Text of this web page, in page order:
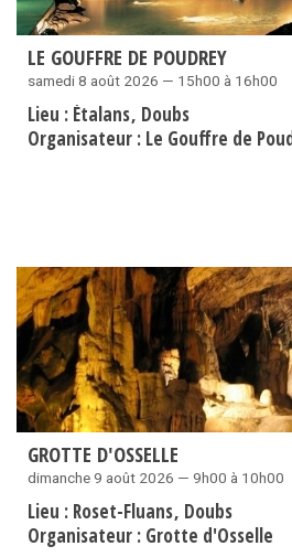
LE GOUFFRE DE POUDREY
samedi 8 août 2026 — 15h00 à 16h00
Lieu : Étalans Doubs
Organisateur : Le Gouffre de
GROTTE D'OSSELLE
dimanche 9 août 2026 — 9h00 à 10h00
Lieu : Roset-Fluans Doubs
Organisateur : Grotte d'Osselle